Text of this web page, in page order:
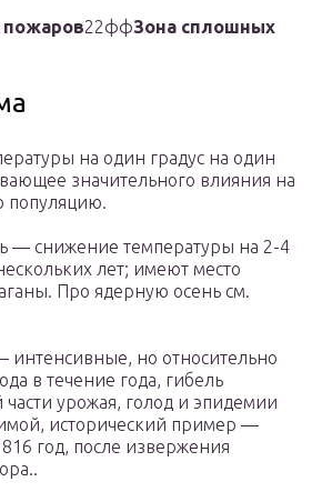
22ффЗона сплошных
на один градус на один
значительного влияния на
популяцию.
— снижение температуры на 2-4
лет; имеют место
Про ядерную осень см.
интенсивные, но относительно
в течение года, гибель
части урожая, голод и эпидемии
исторический пример —
год, после извержения